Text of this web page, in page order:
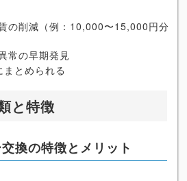
の削減（例：10,000〜15,000円分
常の早期発見
とめられる
と特徴
換の特徴とメリット